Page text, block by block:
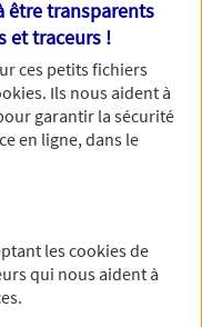
vous concernant. Pour
être transparents
et traceurs !
ces petits fichiers
. Ils nous aident à
garantir la sécurité
en ligne, dans le
lescookiesde
qui nous aident à